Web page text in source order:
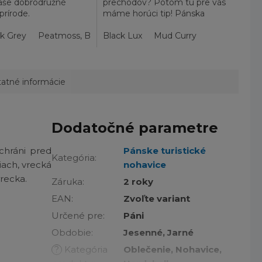
dobrodružné
Grey Peatmoss, Bright Orange
prechodov? Potom tu pre vás
máme horúci tip! Pánska
Terrebonne™ ponúka...
Black Lux Mud Curry
informácie
pred
vrecká
Dodatočné parametre
Kategória:
Pánske turistické
nohavice
Záruka:
2 roky
EAN:
Zvoľte variant
Určené pre:
Páni
Obdobie:
Jesenné, Jarné
?
Kategória
Oblečenie, Nohavice,